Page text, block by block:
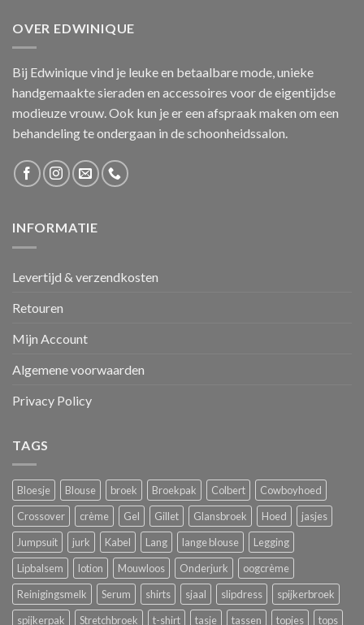
OVER EDWINIQUE
Bij Edwinique vind je leuke en betaalbare mode, unieke
handgemaakte sieraden en accessoires voor de eigentijdse
modieuze vrouw. Ook kun je er een afspraak maken om een
behandeling te ondergaan in de schoonheidssalon.
INFORMATIE
Levertijd & verzendkosten
Retouren
Mijn Account
Algemene voorwaarden
Privacy Policy
TAGS
Bloesje Blouse broek Broekpak Colbert
Cowboyhoed
Crossover
crème Gel Gillet Glansbroek Hoed
jasjes
Jumpsuit
jurk Kabel Lang lange blouse
Legging
Lipbalsem
lotion Mouwloos Onderjurk
oogcrème
Reinigingsmelk
Serum shirts sjaal slipdress
spijkerbroek
spijkerpak
Stretchbroek t-shirt tasje tassen topjes tops